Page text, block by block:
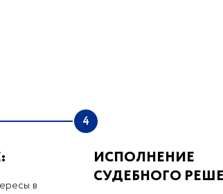
в
4
ИСПОЛНЕНИЕ
СУДЕБНОГО